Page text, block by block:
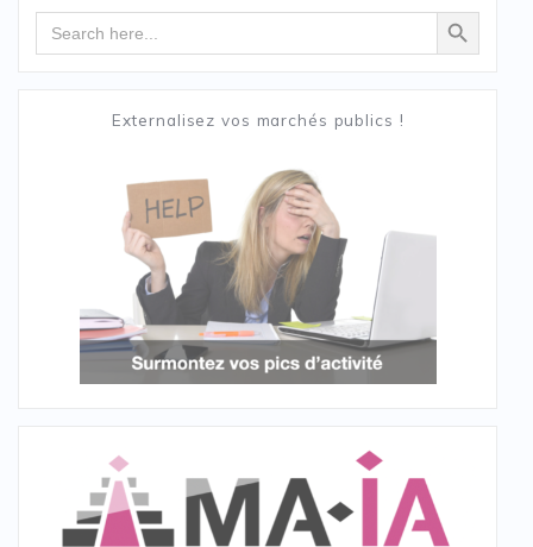
Search Search Button
Externalisez vos marchés publics !